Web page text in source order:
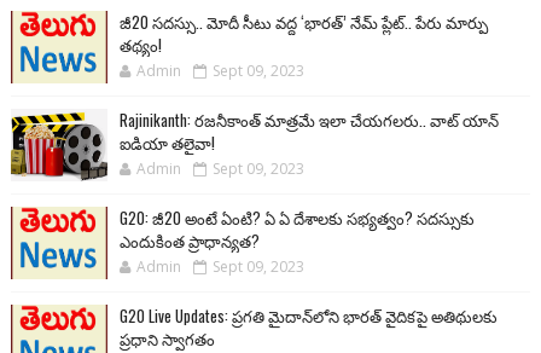
జీ20 సదస్సు.. మోదీ సీటు వద్ద ‘భారత్’ నేమ్ ప్లేట్‌.. పేరు మార్పు
తథ్యం!
Admin Sept 09, 2023
Rajinikanth: రజనీకాంత్ మాత్రమే ఇలా చేయగలరు.. వాట్ యాన్
ఐడియా తలైవా!
Admin Sept 09, 2023
G20: జీ20 అంటే ఏంటి? ఏ ఏ దేశాలకు సభ్యత్వం? సదస్సుకు
ఎందుకింత ప్రాధాన్యత?
Admin Sept 09, 2023
G20 Live Updates: ప్రగతి మైదాన్‌లోని భారత్ వైదికపై అతిథులకు
ప్రధాని స్వాగతం